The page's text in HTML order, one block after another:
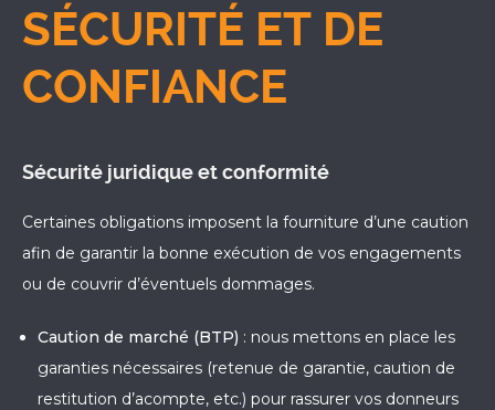
SÉCURITÉ ET DE
CONFIANCE
Sécurité juridique et conformité
Certaines obligations imposent la fourniture d’une caution
afin de garantir la bonne exécution de vos engagements
ou de couvrir d’éventuels dommages.
Caution de marché (BTP) : nous mettons en place les
garanties nécessaires (retenue de garantie, caution de
restitution d’acompte, etc.) pour rassurer vos donneurs